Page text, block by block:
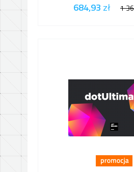
684,93 zł 1